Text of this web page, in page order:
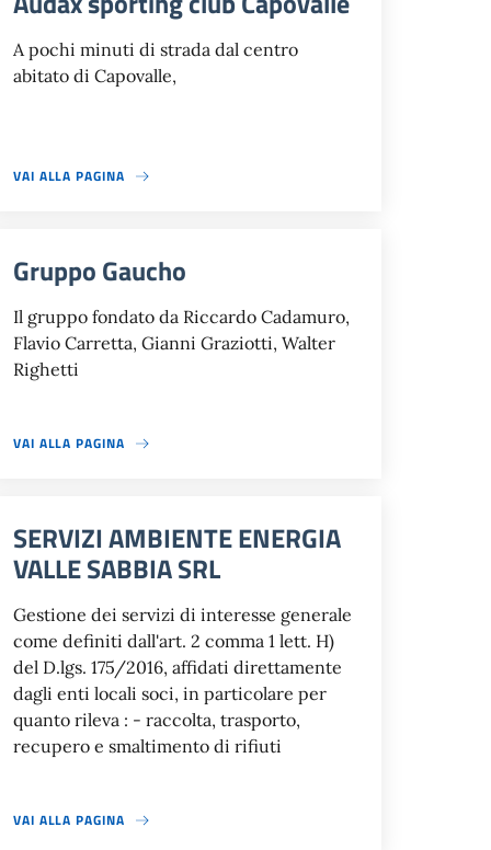
A pochi minuti di strada dal centro
abitato di Capovalle,
VAI ALLA PAGINA
Gruppo Gaucho
Il gruppo fondato da Riccardo Cadamuro,
Flavio Carretta, Gianni Graziotti, Walter
Righetti
VAI ALLA PAGINA
SERVIZI AMBIENTE ENERGIA
VALLE SABBIA SRL
Gestione dei servizi di interesse generale
come definiti dall'art. 2 comma 1 lett. H)
del D.lgs. 175/2016, affidati direttamente
dagli enti locali soci, in particolare per
quanto rileva : - raccolta, trasporto,
recupero e smaltimento di rifiuti
VAI ALLA PAGINA